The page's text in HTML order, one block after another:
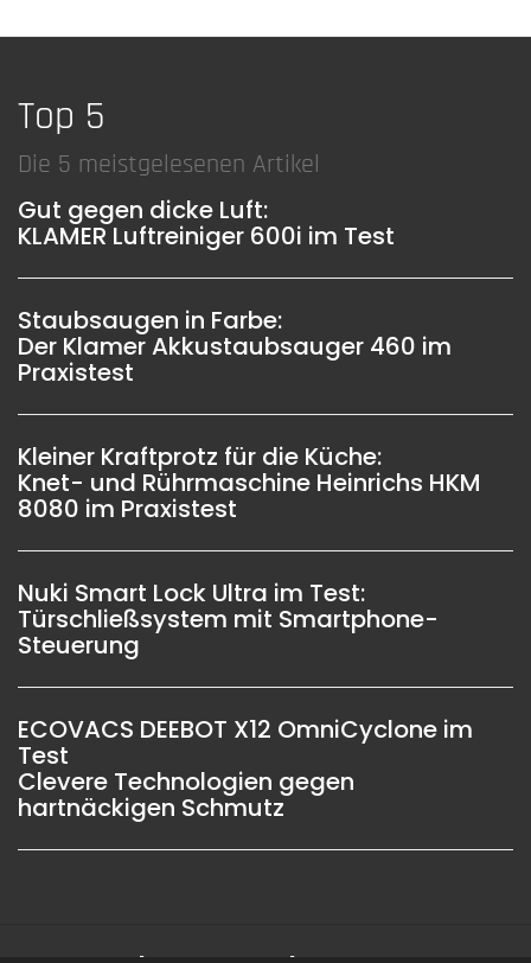
Top 5
Die 5 meistgelesenen Artikel
Gut gegen dicke Luft:
KLAMER Luftreiniger 600i im Test
Staubsaugen in Farbe:
Der Klamer Akkustaubsauger 460 im
Praxistest
Kleiner Kraftprotz für die Küche:
Knet- und Rührmaschine Heinrichs HKM
8080 im Praxistest
Nuki Smart Lock Ultra im Test:
Türschließsystem mit Smartphone-
Steuerung
ECOVACS DEEBOT X12 OmniCyclone im
Test
Clevere Technologien gegen
hartnäckigen Schmutz